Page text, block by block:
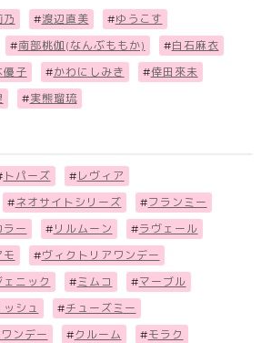
乃 #渡辺直美 #ゆうこす
#南部桃伽(なんぶももか) #白石麻衣
優子 #かわにしみき #倖田來未
#実熊瑠琉
トパーズ # レヴィア
#ネオサイトシリーズ #フランミー
ラー # リルムーン #ラヴェール
モ #ヴィクトリアワンデー
ェニック #ミムコ #マーブル
ッシュ #チューズミー
ンデー #クルーム #モラク